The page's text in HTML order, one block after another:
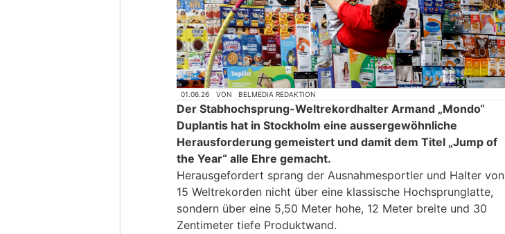
01.06.26 VON BELMEDIA REDAKTION
Der Stabhochsprung-Weltrekordhalter Armand „Mondo“
Duplantis hat in Stockholm eine aussergewöhnliche
Herausforderung gemeistert und damit dem Titel „Jump of
the Year“ alle Ehre gemacht.
Herausgefordert sprang der Ausnahmesportler und Halter von
15 Weltrekorden nicht über eine klassische Hochsprunglatte,
sondern über eine 5,50 Meter hohe, 12 Meter breite und 30
Zentimeter tiefe Produktwand.